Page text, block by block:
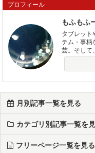
プロフィール
もふもふ
タブレット
テム・事
芸。そして
月別記事一覧を見る
カテゴリ別記事一覧を
フリーページ一覧を見る